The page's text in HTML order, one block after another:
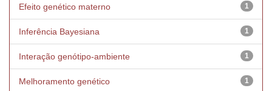
1
Efeito genético materno
1
Inferência Bayesiana
1
Interação genótipo-ambiente
1
Melhoramento genético